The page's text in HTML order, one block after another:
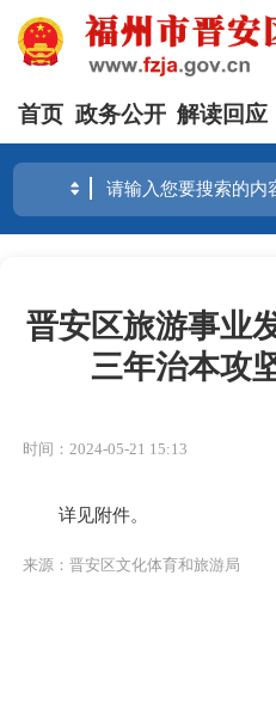
首页 政务公开 解读回应
晋安区旅游事业
三年治本攻
时间：2024-05-21 15:13
详见附件。
来源：晋安区文化体育和旅游局